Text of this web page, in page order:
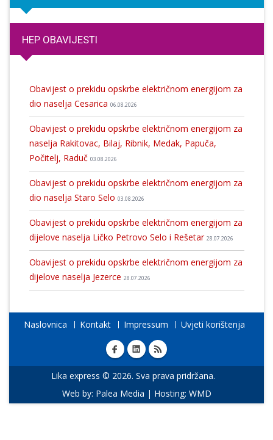
HEP OBAVIJESTI
Obavijest o prekidu opskrbe električnom energijom za
dio naselja Cesarica 06.08.2026
Obavijest o prekidu opskrbe električnom energijom za
naselja Rakitovac, Bilaj, Ribnik, Medak, Papuča,
Počitelj, Raduč 03.08.2026
Obavijest o prekidu opskrbe električnom energijom za
dio naselja Staro Selo 03.08.2026
Obavijest o prekidu opskrbe električnom energijom za
dijelove naselja Ličko Petrovo Selo i Rešetar 28.07.2026
Obavijest o prekidu opskrbe električnom energijom za
dijelove naselja Jezerce 28.07.2026
Naslovnica Kontakt Impressum Uvjeti korištenja
Lika express © 2026. Sva prava pridržana.
Web by: Palea Media | Hosting: WMD